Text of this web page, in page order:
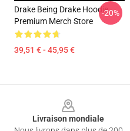
Drake Being Drake Hoodie
Premium Merch Store
39,51 € - 45,95 €
-20%
Livraison mondiale